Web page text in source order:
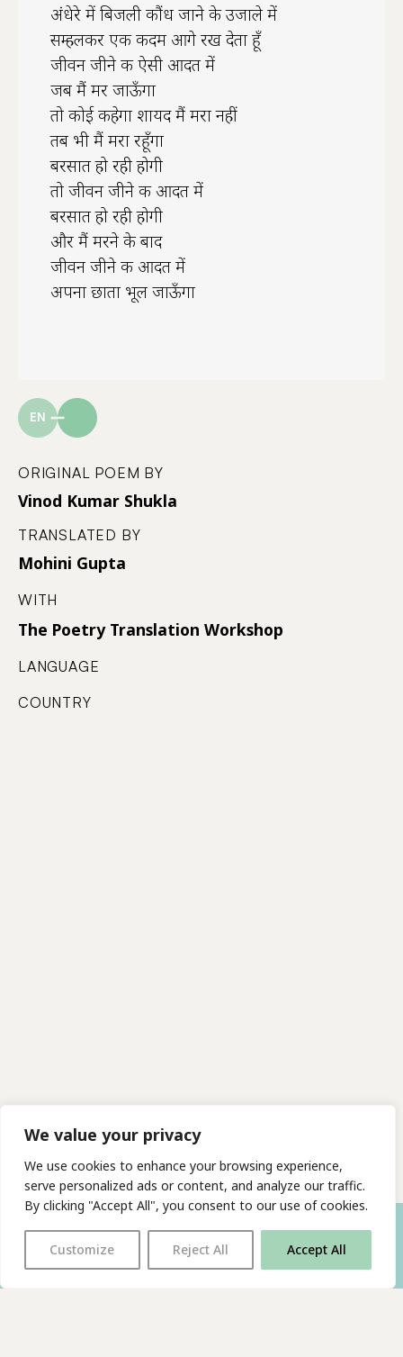
We value your privacy
We use cookies to enhance your browsing experience,
serve personalized ads or content, and analyze our traffic.
By clicking "Accept All", you consent to our use of cookies.
Customize Reject All Accept All
अंधेरे में बिजली कौंध जाने के उजाले में
सम्हलकर एक कदम आगे रख देता हूँ
जीवन जीने की ऐसी आदत में
जब मैं मर जाऊँगा
तो कोई कहेगा शायद मैं मरा नहीं
तब भी मैं मरा रहूँगा
बरसात हो रही होगी
तो जीवन जीने की आदत में
बरसात हो रही होगी
और मैं मरने के बाद
जीवन जीने की आदत में
अपना छाता भूल जाऊँगा
EN
ORIGINAL POEM BY
Vinod Kumar Shukla
TRANSLATED BY
Mohini Gupta
WITH
The Poetry Translation Workshop
LANGUAGE
COUNTRY